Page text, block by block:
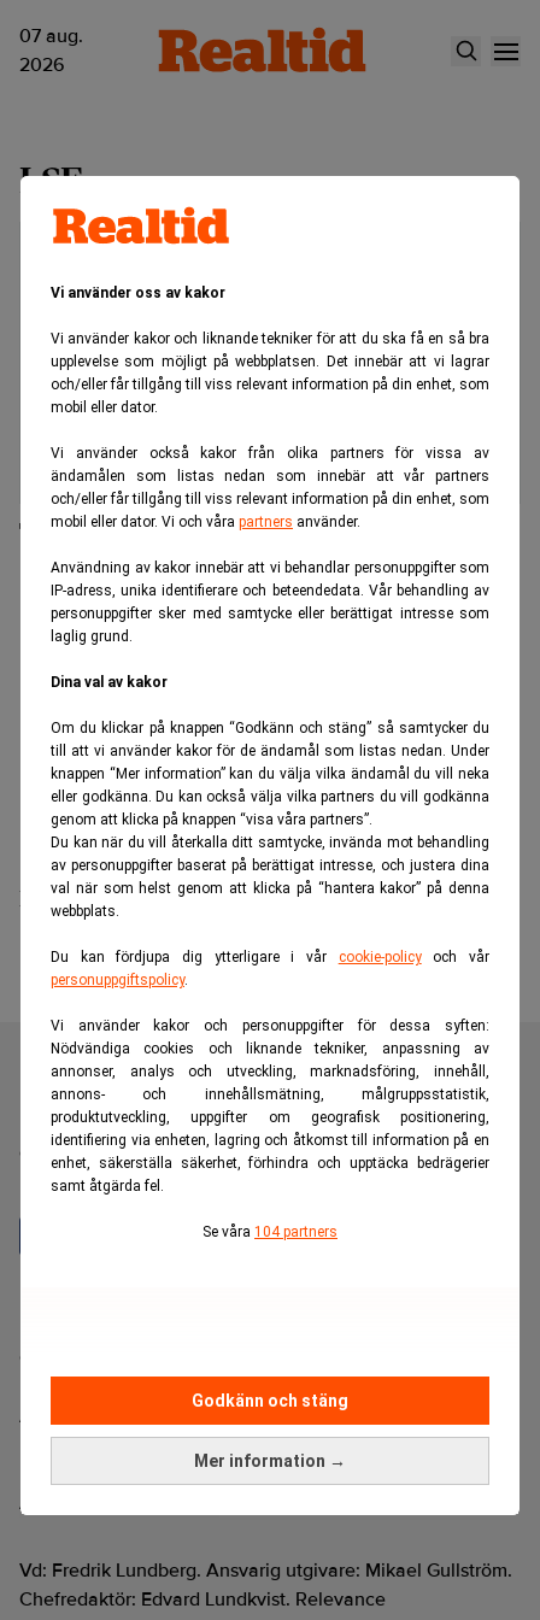
Vi använder oss av kakor
Vi använder kakor och liknande tekniker för att du ska få en så bra
upplevelse som möjligt på webbplatsen. Det innebär att vi lagrar
och/eller får tillgång till viss relevant information på din enhet, som
mobil eller dator.
Vi använder också kakor från olika partners för vissa av
ändamålen som listas nedan som innebär att vår partners
och/eller får tillgång till viss relevant information på din enhet, som
mobil eller dator. Vi och våra partners använder.
Användning av kakor innebär att vi behandlar personuppgifter som
IP-adress, unika identifierare och beteendedata. Vår behandling av
personuppgifter sker med samtycke eller berättigat intresse som
laglig grund.
Dina val av kakor
Om du klickar på knappen “Godkänn och stäng” så samtycker du
till att vi använder kakor för de ändamål som listas nedan. Under
knappen “Mer information” kan du välja vilka ändamål du vill neka
eller godkänna. Du kan också välja vilka partners du vill godkänna
genom att klicka på knappen “visa våra partners”.
Du kan när du vill återkalla ditt samtycke, invända mot behandling
av personuppgifter baserat på berättigat intresse, och justera dina
val när som helst genom att klicka på “hantera kakor” på denna
webbplats.
Du kan fördjupa dig ytterligare i vår cookie-policyoch vår
personuppgiftspolicy.
Vi använder kakor och personuppgifter för dessa syften:
Nödvändiga cookies och liknande tekniker, anpassning av
annonser, analys och utveckling, marknadsföring, innehåll,
annons- och innehållsmätning, målgruppsstatistik,
produktutveckling, uppgifter om geografisk positionering,
identifiering via enheten, lagring och åtkomst till information på en
enhet, säkerställa säkerhet, förhindra och upptäcka bedrägerier
samt åtgärda fel.
Se våra 104 partners
Mer information →
Godkänn och stäng
07 aug.
2026
LSE
Tekniskt fel sinkade Londonbörsen
Kan lobba för budstrid om Londonbörsen
Realtid är en oberoende och kostnadsfri nyhetskanal för
dig som vill fördjupa dig inom finans- och
näringslivsnyheter.
Cookiepolicy
Annonsera på Realtid
Pressmeddelanden
Ändra datainställningar
Vd: Fredrik Lundberg. Ansvarig utgivare: Mikael Gullström.
Chefredaktör: Edvard Lundkvist. Relevance